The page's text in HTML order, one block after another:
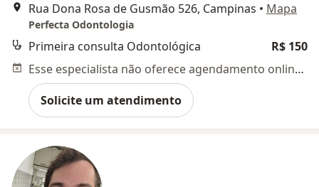
Rua Dona Rosa de Gusmão 526, Campinas • Mapa
Perfecta Odontologia
Primeira consulta Odontológica
R$ 150
Esse especialista não oferece agendamento online para esse endereço.
Solicite um atendimento